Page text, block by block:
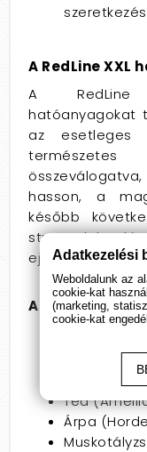
A RedLine XXL
A RedLine
hatóanyagokat
az esetleges
hasson, a
később
stressz
ejakulációtól,
A RedLine
Nagy
Tea
Árpa
Adatkezelési
Weboldalunk az
cookie-kat
(marketing,
cookie-kat